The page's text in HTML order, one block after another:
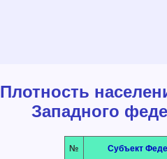
Плотность
Западного
№ Субъект